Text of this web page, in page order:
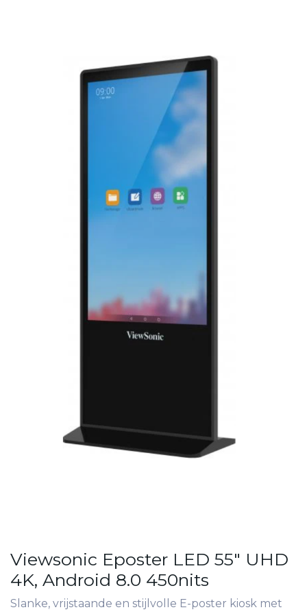
Viewsonic Eposter LED 55" UHD
4K, Android 8.0 450nits
Slanke, vrijstaande en stijlvolle E-poster kiosk met